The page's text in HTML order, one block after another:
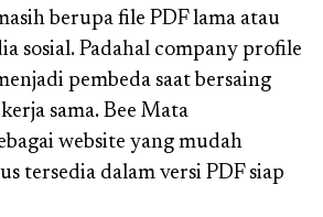
berupa file PDF lama atau
sosial. Padahal company profile
pembeda saat bersaing
sama. Bee Mata
website yang mudah
tersedia dalam versi PDF siap